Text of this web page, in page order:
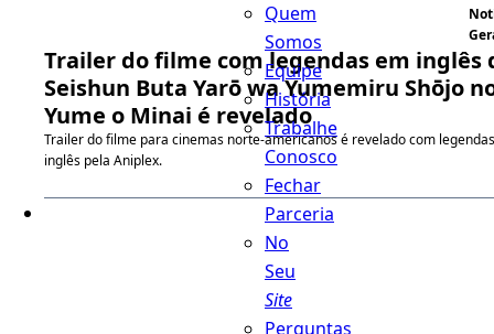
Quem
Somos
Equipe
História
Trabalhe
Conosco
Fechar
Parceria
No
Seu
Site
Perguntas
Trailer do filme com legendas em inglês
Seishun Buta Yarō wa Yumemiru Shōjo
Yume o Minai é revelado
Trailer do filme para cinemas norte-americanos é revelado com
inglês pela Aniplex.